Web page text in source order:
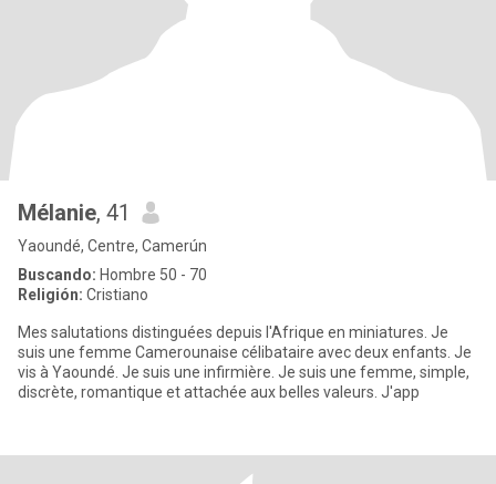
Mélanie, 41
Yaoundé, Centre, Camerún
Buscando: Hombre 50 - 70
Religión: Cristiano
Mes salutations distinguées depuis l'Afrique en miniatures. Je
suis une femme Camerounaise célibataire avec deux enfants. Je
vis à Yaoundé. Je suis une infirmière. Je suis une femme, simple,
discrète, romantique et attachée aux belles valeurs. J'app